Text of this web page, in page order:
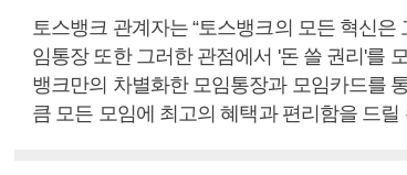
토스뱅크 관계자는 “토스뱅크의 모든 혁신
임통장 또한 그러한 관점에서 '돈 쓸 권리'를
뱅크만의 차별화한 모임통장과 모임카드를
큼 모든 모임에 최고의 혜택과 편리함을 드